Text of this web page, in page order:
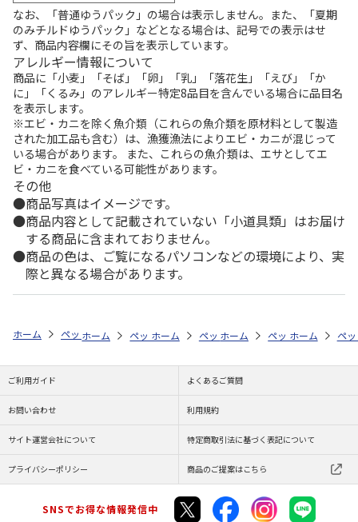
なお、「普通ゆうパック」の場合は表示しません。また、「夏期
のみチルドゆうパック」などとなる場合は、記号での表示はせ
ず、商品内容欄にその旨を表示しています。
アレルギー情報について
商品に「小麦」「そば」「卵」「乳」「落花生」「えび」「か
に」「くるみ」のアレルギー特定8品目を含んでいる場合に品目名
を表示します。
※エビ・カニを除く魚介類（これらの魚介類を原材料として製造
された加工品も含む）は、漁獲漁法によりエビ・カニが混じって
いる場合があります。 また、これらの魚介類は、エサとしてエ
ビ・カニを食べている可能性があります。
その他
商品写真はイメージです。
商品内容として記載されていない「小道具類」はお届け
する商品に含まれておりません。
商品の色は、ご覧になるパソコンなどの環境により、実
際と異なる場合があります。
ホーム ペットストア ケージ・飼育その他用品 ケージ用パーツ・お
ホーム ペットストア ケージ・飼育その他用品 ケ
ホーム ペットストア ケージ・飼育その
ホーム ペットストア ケ
ホーム ペ
ご利用ガイド よくあるご質問
お問い合わせ 利用規約
サイト運営会社について 特定商取引法に基づく表記について
プライバシーポリシー 商品のご提案はこちら
SNSでお得な情報発信中